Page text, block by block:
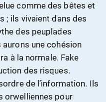
comme des bêtes et
; ils vivaient dans des
des peuplades
une cohésion
à la normale. Fake
des risques.
de l’information. Ils
orwelliennes pour